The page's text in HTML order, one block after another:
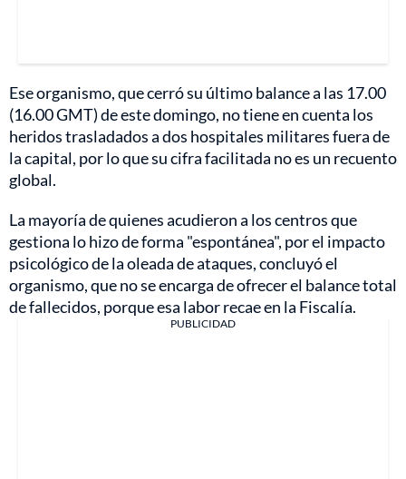
Ese organismo, que cerró su último balance a las 17.00
(16.00 GMT) de este domingo, no tiene en cuenta los
heridos trasladados a dos hospitales militares fuera de
la capital, por lo que su cifra facilitada no es un recuento
global.
La mayoría de quienes acudieron a los centros que
gestiona lo hizo de forma "espontánea", por el impacto
psicológico de la oleada de ataques, concluyó el
organismo, que no se encarga de ofrecer el balance total
de fallecidos, porque esa labor recae en la Fiscalía.
PUBLICIDAD